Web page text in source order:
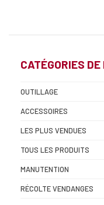
CATÉGORIES
OUTILLAGE
ACCESSOIRES
LES PLUS VENDUES
TOUS LES PRODUITS
MANUTENTION
RÉCOLTE VENDANGES